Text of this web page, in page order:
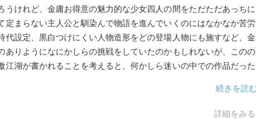
うけれど、金庸お得意の魅力的な少女四人の間をただただあっちに
定まらない主人公と馴染んで物語を進んでいくのにはなかなか苦労
代設定、黒白つけにくい人物造形をどの登場人物にも施すなど、金
ありようになにかしらの挑戦をしていたのかもしれないが、このの
江湖が書かれることを考えると、何かしら迷いの中での作品だった
詳細をみる